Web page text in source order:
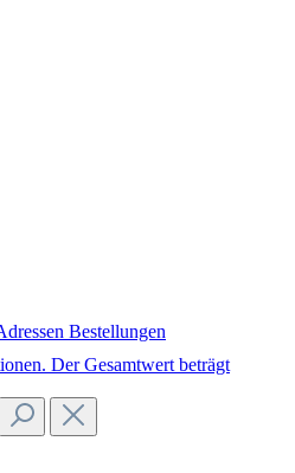
Bestellungen
Der Gesamtwert beträgt